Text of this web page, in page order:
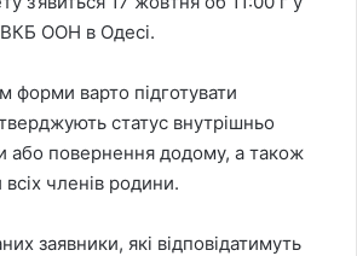
ООН в Одесі.
форми варто підготувати
статус внутрішньо
або повернення додому, а також
членів родини.
заявники, які відповідатимуть